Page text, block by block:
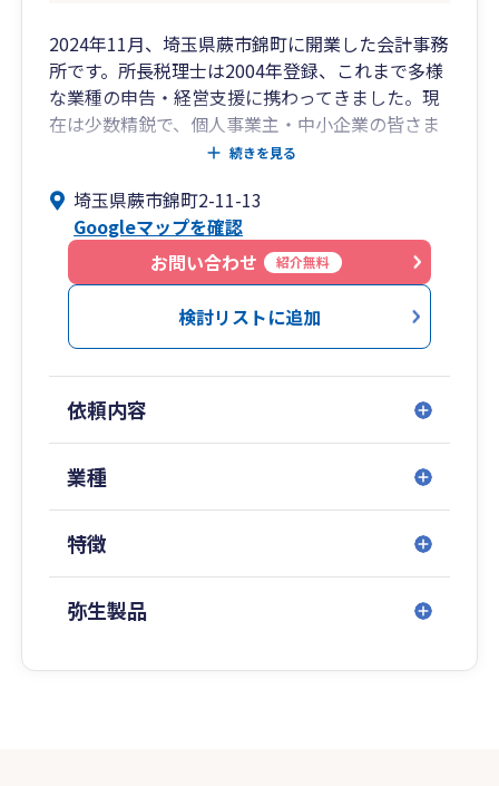
2024年11月、埼玉県蕨市錦町に開業した会計事務
所です。所長税理士は2004年登録、これまで多様
な業種の申告・経営支援に携わってきました。現
在は少数精鋭で、個人事業主・中小企業の皆さま
を対象に、所得税・法人税・相続税の申告をはじ
様の身近な相談相手として、安心と信頼をお届け
します。
続きを見る
埼玉県蕨市錦町2-11-13
Googleマップを確認
お問い合わせ
紹介無料
検討リストに追加
依頼内容
業種
特徴
弥生製品